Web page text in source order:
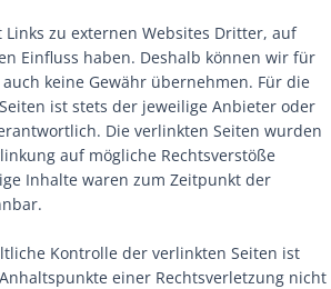
zu externen Websites Dritter, auf
Einfluss haben. Deshalb können wir für
keine Gewähr übernehmen. Für die
ist stets der jeweilige Anbieter oder
Die verlinkten Seiten wurden
auf mögliche Rechtsverstöße
Inhalte waren zum Zeitpunkt der
Kontrolle der verlinkten Seiten ist
einer Rechtsverletzung nicht